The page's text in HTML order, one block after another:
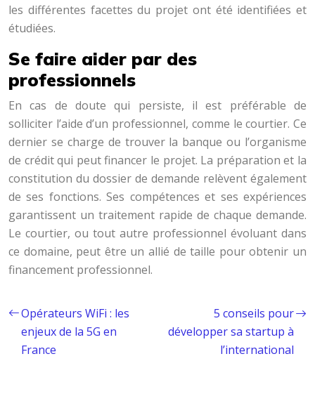
les différentes facettes du projet ont été identifiées et
étudiées.
Se faire aider par des
professionnels
En cas de doute qui persiste, il est préférable de
solliciter l’aide d’un professionnel, comme le courtier. Ce
dernier se charge de trouver la banque ou l’organisme
de crédit qui peut financer le projet. La préparation et la
constitution du dossier de demande relèvent également
de ses fonctions. Ses compétences et ses expériences
garantissent un traitement rapide de chaque demande.
Le courtier, ou tout autre professionnel évoluant dans
ce domaine, peut être un allié de taille pour obtenir un
financement professionnel.
Opérateurs WiFi : les
enjeux de la 5G en
France
5 conseils pour
développer sa startup à
l’international